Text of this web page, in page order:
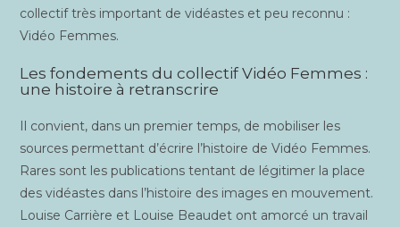
col­lec­tif très impor­tant de vidéastes et peu recon­nu :
Vidéo Femmes.
Les fondements du collectif Vidéo Femmes :
une histoire à retranscrire
Il convient, dans un pre­mier temps, de mobi­li­ser les
sources per­met­tant d’écrire l’histoire de Vidéo Femmes.
Rares sont les publi­ca­tions ten­tant de légi­ti­mer la place
des vidéastes dans l’histoire des images en mou­ve­ment.
Louise Car­rière et Louise Beau­det ont amor­cé un tra­vail